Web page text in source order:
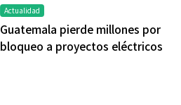
Actualidad
Guatemala pierde millones por
bloqueo a proyectos eléctricos